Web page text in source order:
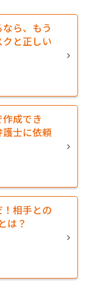
ら、もう
と正しい
成でき
士に依頼
相手との
は？